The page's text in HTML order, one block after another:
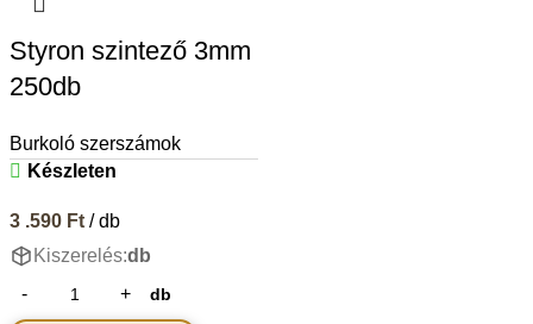
Styron szintező 3mm
250db
Burkoló szerszámok
Készleten
3 .590 Ft/ db
Kiszerelés:db
db